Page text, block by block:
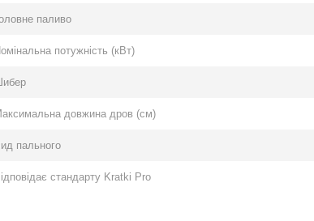
паливо
потужність (кВт)
довжина дров (см)
пального
стандарту Kratki Pro